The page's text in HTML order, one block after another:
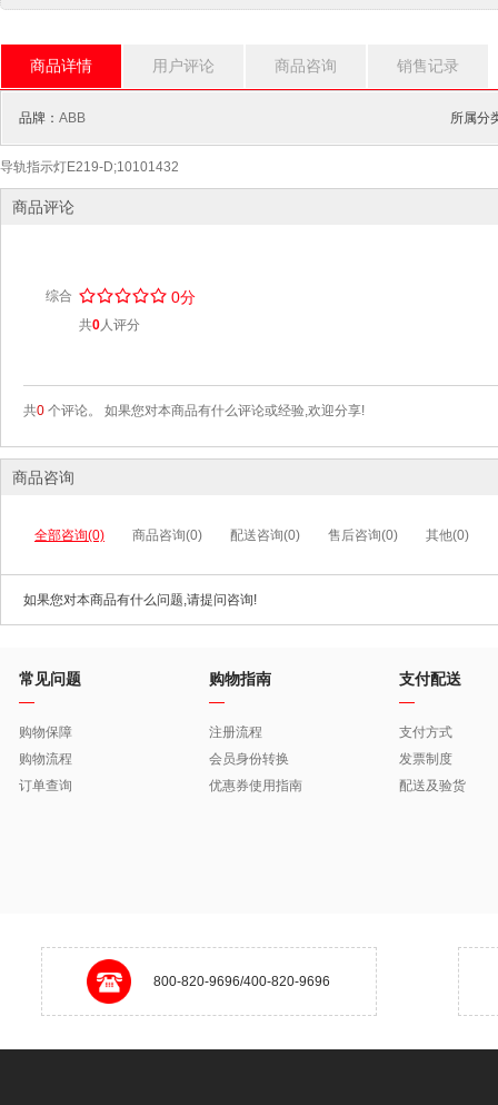
商品详情 用户评论 商品咨询 销售记录
品牌： ABB 所属分
导轨指示灯E219-D;10101432
商品评论
综合 /////
..... 0分
共0人评分
共0 个评论。 如果您对本商品有什么评论或经验,欢迎分享!
商品咨询
全部咨询(0) 商品咨询(0) 配送咨询(0) 售后咨询(0) 其他(0)
如果您对本商品有什么问题,请提问咨询!
常见问题
购物保障
购物流程
订单查询
购物指南
注册流程
会员身份转换
优惠券使用指南
支付配送
支付方式
发票制度
配送及验货
800-820-9696/400-820-9696